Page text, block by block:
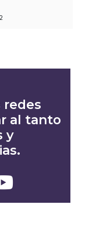
redes
al tanto
y